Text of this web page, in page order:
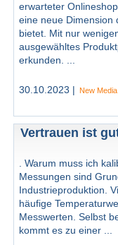
erwarteter
eine neue Dimension
bietet. Mit nur
ausgewähltes
erkunden. ...
30.10.2023 | New
Vertrauen ist
. Warum muss ich
Messungen sind
Industrieproduktion.
häufige
Messwerten. Selbst
kommt es zu einer ...